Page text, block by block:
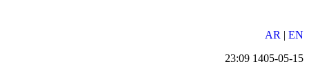
AR | EN
1405-05-15 23:09